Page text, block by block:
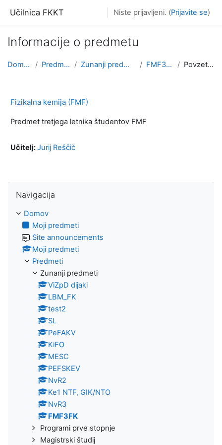
Učilnica FKKT Niste prijavljeni. (Prijavite se)
Informacije o predmetu
Domov Predmeti Zunanji predmeti FMF3FK Povzetek
Fizikalna kemija (FMF)
Predmet tretjega letnika študentov FMF
Učitelj:Jurij Reščič
Navigacija
Domov
Moji predmeti
Site announcements
Moji predmeti
Predmeti
Zunanji predmeti
ViZpD dijaki
LBM_FK
test2
SL
PeFAKV
KiFO
MESC
PEFSKEV
NvR2
Ke1 NTF, GIK/NTO
NvR3
FMF3FK
Programi prve stopnje
Magistrski študij